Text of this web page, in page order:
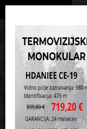
Vaša košarica je še prazna